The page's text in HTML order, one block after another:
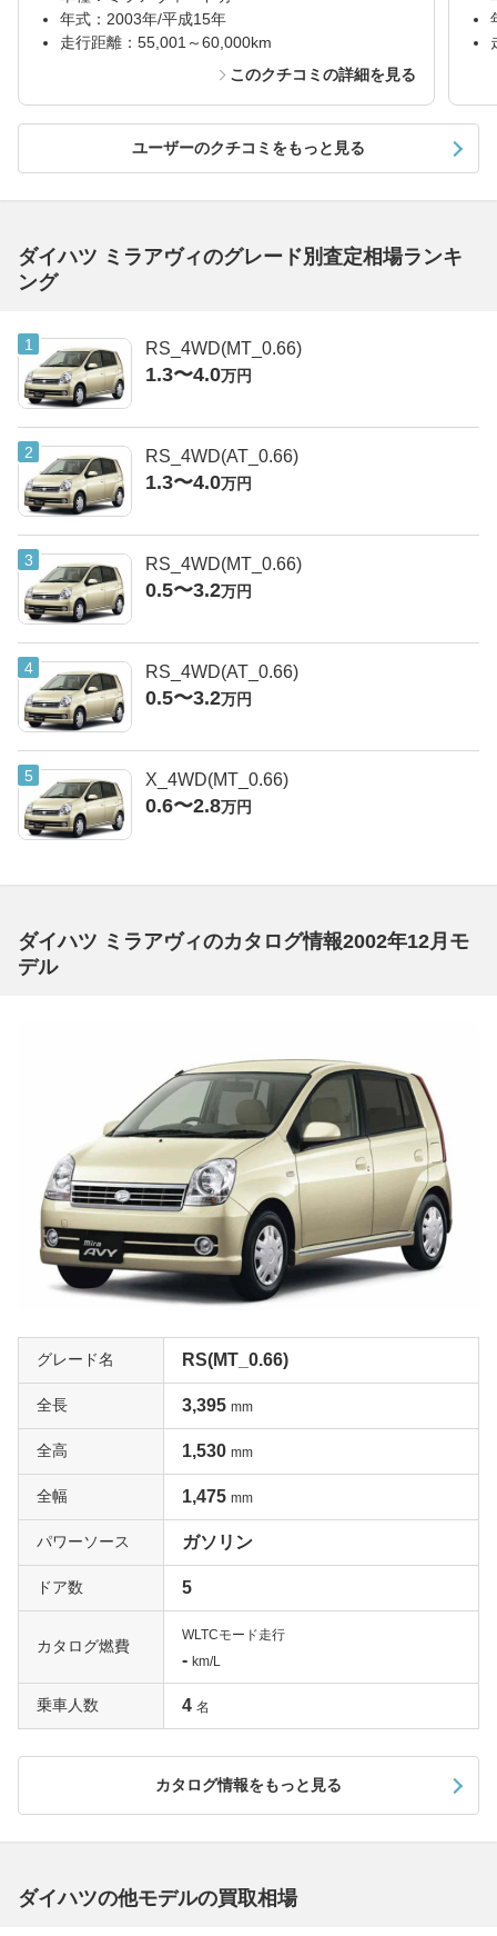
年式：2003年/平成15年
走行距離：55,001～60,000km
このクチコミの詳細を見る
ユーザーのクチコミをもっと見る
ダイハツ ミラアヴィのグレード別査定相場ランキ
ング
RS_4WD(MT_0.66)
1.3〜4.0万円
RS_4WD(AT_0.66)
1.3〜4.0万円
RS_4WD(MT_0.66)
0.5〜3.2万円
RS_4WD(AT_0.66)
0.5〜3.2万円
X_4WD(MT_0.66)
0.6〜2.8万円
ダイハツ ミラアヴィのカタログ情報2002年12月モ
デル
グレード名 RS(MT_0.66)
全長 3,395 mm
全高 1,530 mm
全幅 1,475 mm
パワーソース ガソリン
ドア数 5
カタログ燃費
WLTCモード走行
- km/L
乗車人数 4 名
カタログ情報をもっと見る
ダイハツの他モデルの買取相場